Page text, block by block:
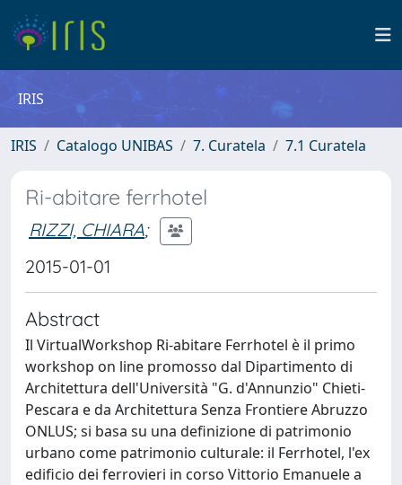
IRIS
IRIS Catalogo UNIBAS 7. Curatela 7.1 Curatela
Ri-abitare ferrhotel
RIZZI, CHIARA;
2015-01-01
Abstract
Il VirtualWorkshop Ri-abitare Ferrhotel è il primo
workshop on line promosso dal Dipartimento di
Architettura dell'Università "G. d'Annunzio" Chieti-
Pescara e da Architettura Senza Frontiere Abruzzo
ONLUS; si basa su una definizione di patrimonio
urbano come patrimonio culturale: il Ferrhotel, l'ex
edificio dei ferrovieri in corso Vittorio Emanuele a